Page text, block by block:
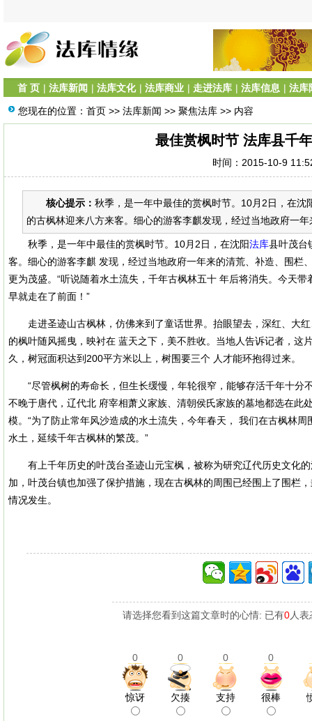
首 页 | 法库新闻 | 法库文化 | 法库商业 | 走进法库 | 法库信息 | 法库
您现在的位置： 首页 >> 法库新闻 >> 聚焦法库 >> 内容
最佳赏枫时节 法库县千
时间：2015-10-9
核心提示： 秋季，是一年中最佳的赏枫时节。10月2日，在
的古枫林迎来八方来客。细心的游客李麒发现，经过当地政府一
秋季，是一年中最佳的赏枫时节。10月2日，在沈阳法库县叶茂台
客。细心的游客李麒 发现，经过当地政府一年来的清荒、补造、围栏
更为茂盛。“听说随着水土流失，千年古枫林五十 年后将消失。今天
早就走在了前面！”
走进圣迹山古枫林，仿佛来到了童话世界。抬眼望去，深红、大
的枫叶随风摇曳，映衬在 蓝天之下，美不胜收。当地人告诉记者，
久，树冠面积达到200平方米以上，树围要三个 人才能环抱得过来。
“尽管枫树的寿命长，但生长缓慢，年轮很窄，能够存活千年十分
不晚于唐代，辽代北 府宰相萧义家族、清朝侯氏家族的墓地都选在此
模。“为了防止常年风沙造成的水土流失，今年春天， 我们在古枫林
水土，延续千年古枫林的繁茂。”
有上千年历史的叶茂台圣迹山元宝枫，被称为研究辽代历史文化
加，叶茂台镇也加强了保护措施，现在古枫林的周围已经围上了围栏
情况发生。
请选择您看到这篇文章时的心情: 已有0人
0 0 0 0
惊讶 欠揍 支持 很棒